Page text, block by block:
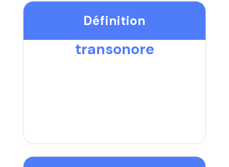
Définition
transonore